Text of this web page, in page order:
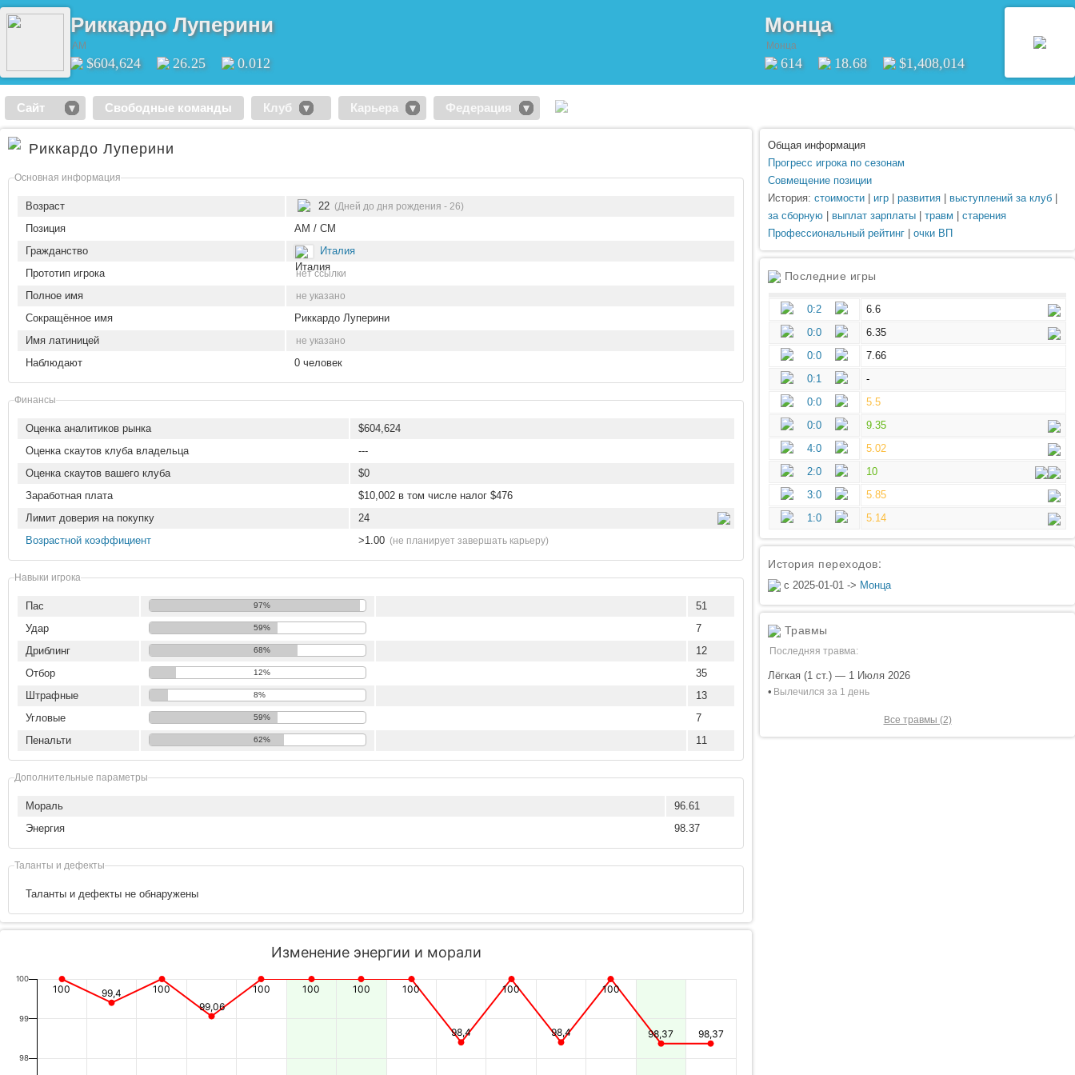
Риккардо Луперини
AM
$604,624 26.25 0.012
Монца
Монца
614 18.68 $1,408,014
Сайт Свободные команды Клуб Карьера Федерация
Риккардо Луперини
Основная информация
Возраст 22 (Дней до дня рождения - 26)
Позиция
AM / CM
Гражданство
Италия
Прототип игрока
нет ссылки
Полное имя не указано
Сокращённое имя
Риккардо Луперини
Имя латиницей
не указано
Наблюдают 0 человек
Финансы
Оценка аналитиков рынка
$604,624
Оценка скаутов клуба владельца
---
Оценка скаутов вашего клуба
$0
Заработная плата
$10,002 в том числе налог $476
Лимит доверия на покупку
24
Возрастной коэффициент
>1.00 (не планирует завершать карьеру)
Навыки игрока
Пас 97%
51
Удар
59%
7
Дриблинг
68%
12
Отбор
12%
35
Штрафные
8%
13
Угловые
59%
7
Пенальти
62% 11
Дополнительные параметры
Мораль
96.61
Энергия
98.37
Таланты и дефекты
Таланты и дефекты не обнаружены
Изменение энергии и морали
100 99,4
100
99,06
100 100 100 100
98,4
100
98,4
100
98,37 98,37
98
99
100
Общая информация
Прогресс игрока по сезонам
Совмещение позиции
История: стоимости игр развития выступлений за клуб
за сборную
выплат зарплаты травм
старения
Профессиональный рейтинг
очки ВП
Последние игры
0:2
6.6
0:0
6.35
0:0
7.66
0:1
-
0:0
5.5
0:0
9.35
4:0
5.02
2:0
10
3:0
5.85
1:0
5.14
История переходов:
с 2025-01-01 -> Монца
Травмы
Последняя травма:
Лёгкая (1 ст.) — 1 Июля 2026
• Вылечился за 1 день
Все травмы (2)